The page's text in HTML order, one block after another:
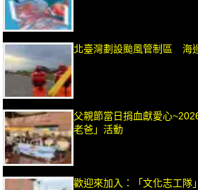
北臺灣劃設颱風管制區 海
父親節當日捐血獻愛心
老爸」活動
歡迎來加入：「文化志工隊